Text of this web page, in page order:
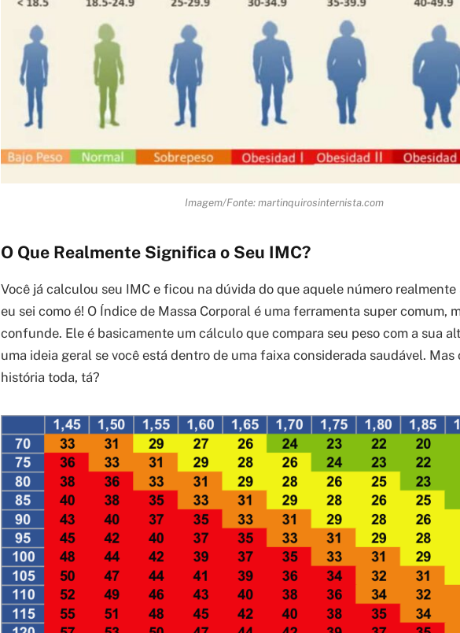
Imagem/Fonte: martinquirosinternista.com
O Que Realmente Significa o Seu IMC?
Você já calculou seu IMC e ficou na dúvida do que aquele número
eu sei como é! O Índice de Massa Corporal é uma ferramenta super comum,
confunde. Ele é basicamente um cálculo que compara seu peso com a sua
uma ideia geral se você está dentro de uma faixa considerada saudável. Mas
história toda, tá?